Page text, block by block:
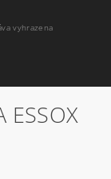
vyhrazena
ESSOX